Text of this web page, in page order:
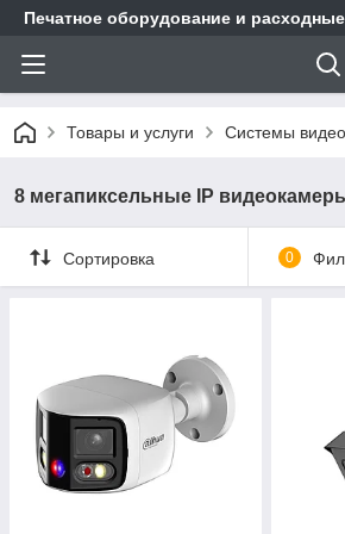
Печатное оборудование и
Товары и услуги Системы
8 мегапиксельные IP
Сортировка 0